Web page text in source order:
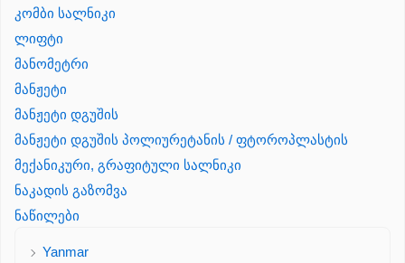
კომბი სალნიკი
ლიფტი
მანომეტრი
მანჟეტი
მანჟეტი დგუშის
მანჟეტი დგუშის პოლიურეტანის / ფტოროპლასტის
მექანიკური, გრაფიტული სალნიკი
ნაკადის გაზომვა
ნაწილები
Yanmar